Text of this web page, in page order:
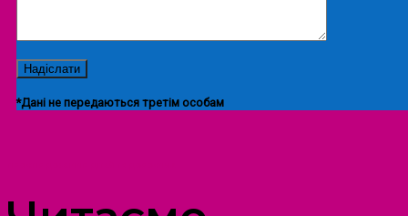
*Дані не передаються третім особам